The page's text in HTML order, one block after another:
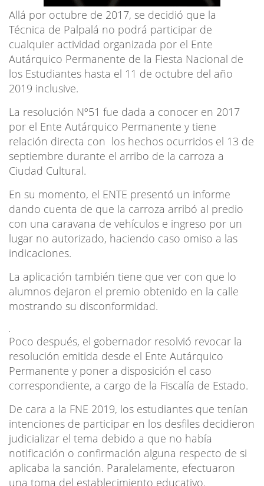
Allá por octubre de 2017, se decidió que la
Técnica de Palpalá no podrá participar de
cualquier actividad organizada por el Ente
Autárquico Permanente de la Fiesta Nacional de
los Estudiantes hasta el 11 de octubre del año
2019 inclusive.
La resolución Nº51 fue dada a conocer en 2017
por el Ente Autárquico Permanente y tiene
relación directa con los hechos ocurridos el 13 de
septiembre durante el arribo de la carroza a
Ciudad Cultural.
En su momento, el ENTE presentó un informe
dando cuenta de que la carroza arribó al predio
con una caravana de vehículos e ingreso por un
lugar no autorizado, haciendo caso omiso a las
indicaciones.
La aplicación también tiene que ver con que lo
alumnos dejaron el premio obtenido en la calle
mostrando su disconformidad.
Poco después, el gobernador resolvió revocar la
resolución emitida desde el Ente Autárquico
Permanente y poner a disposición el caso
correspondiente, a cargo de la Fiscalía de Estado.
De cara a la FNE 2019, los estudiantes que tenían
intenciones de participar en los desfiles decidieron
judicializar el tema debido a que no había
notificación o confirmación alguna respecto de si
aplicaba la sanción. Paralelamente, efectuaron
una toma del establecimiento educativo.